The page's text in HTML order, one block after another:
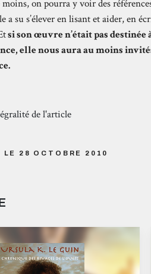
on pourra y voir des
a su s’élever en lisant et aider, en
si son œuvre n’était pas
elle nous aura au moins
de l'article
LE 28 OCTOBRE 2010